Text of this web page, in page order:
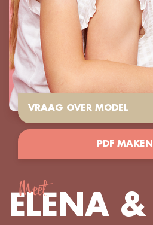
VRAAG OVER MODEL
PDF MAKEN
Meet
ELENA &